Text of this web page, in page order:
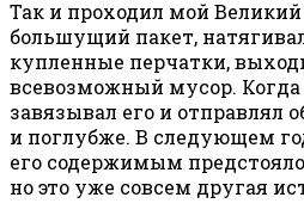
Так и проходил мой Великий
большущий пакет,
купленные перчатки,
всевозможный мусор. Когда
завязывал его и отправлял
и поглубже. В следующем
его содержимым
но это уже совсем другая